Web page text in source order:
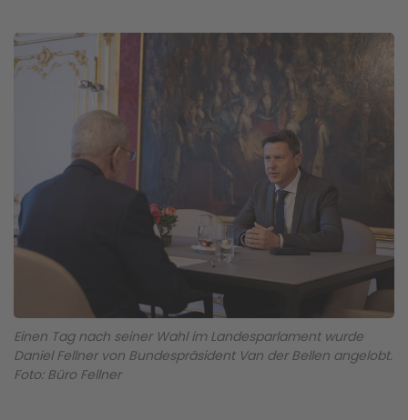
Einen Tag nach seiner Wahl im Landesparlament wurde
Daniel Fellner von Bundespräsident Van der Bellen angelobt.
Foto: Büro Fellner